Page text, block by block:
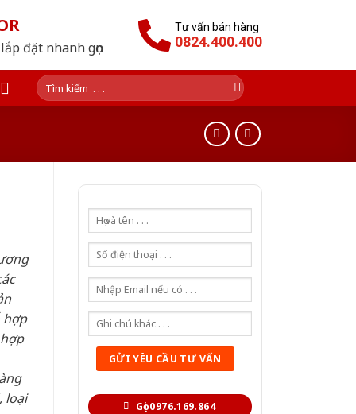
đặt nhanh gọn
Tư vấn bán hàng
0824.400.400
Tìm
kiếm:
Gọi 0976.169.864
hợp
loại